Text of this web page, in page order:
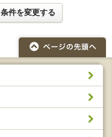
条件を変更する